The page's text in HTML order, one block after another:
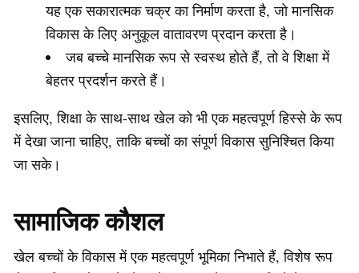
यह एक सकारात्मक चक्र का निर्माण करता है, जो मानसिक
विकास के लिए अनुकूल वातावरण प्रदान करता है।
जब बच्चे मानसिक रूप से स्वस्थ होते हैं, तो वे शिक्षा में
बेहतर प्रदर्शन करते हैं।
इसलिए, शिक्षा के साथ-साथ खेल को भी एक महत्वपूर्ण हिस्से के रूप
में देखा जाना चाहिए, ताकि बच्चों का संपूर्ण विकास सुनिश्चित किया
जा सके।
सामाजिक कौशल
खेल बच्चों के विकास में एक महत्वपूर्ण भूमिका निभाते हैं, विशेष रूप